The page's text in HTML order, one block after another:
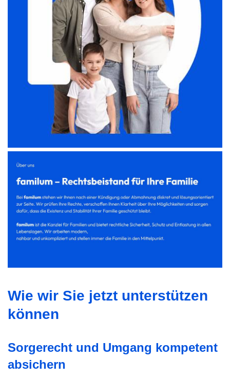
Wie wir Sie jetzt unterstützen
können
Sorgerecht und Umgang kompetent
absichern